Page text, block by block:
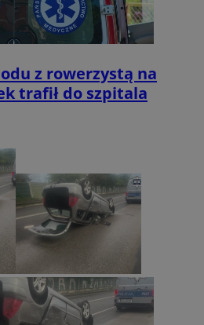
z rowerzystą na
trafił do szpitala